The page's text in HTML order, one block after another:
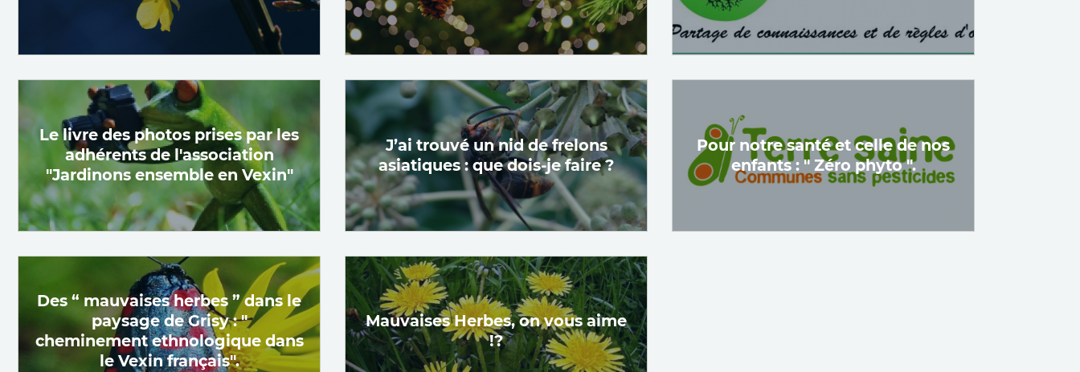
Le livre des photos prises par les
adhérents de l'association
"Jardinons ensemble en Vexin"
J’ai trouvé un nid de frelons
asiatiques : que dois-je faire ?
Pour notre santé et celle de nos
enfants : " Zéro phyto ".
Des “ mauvaises herbes ” dans le
paysage de Grisy : "
cheminement ethnologique dans
le Vexin français".
Mauvaises Herbes, on vous aime
!?